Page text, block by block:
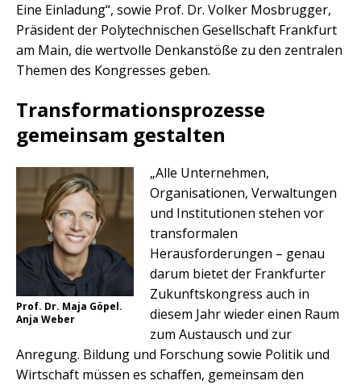
Eine Einladung“, sowie Prof. Dr. Volker Mosbrugger,
Präsident der Polytechnischen Gesellschaft Frankfurt
am Main, die wertvolle Denkanstöße zu den zentralen
Themen des Kongresses geben.
Transformationsprozesse
gemeinsam gestalten
Prof. Dr. Maja Göpel.
Anja Weber
„Alle Unternehmen,
Organisationen, Verwaltungen
und Institutionen stehen vor
transformalen
Herausforderungen – genau
darum bietet der Frankfurter
Zukunftskongress auch in
diesem Jahr wieder einen Raum
zum Austausch und zur
Anregung. Bildung und Forschung sowie Politik und
Wirtschaft müssen es schaffen, gemeinsam den